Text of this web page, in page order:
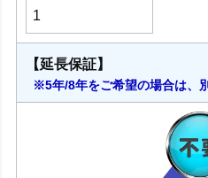
【延長保証】
※5年/8年をご希望の場合は、